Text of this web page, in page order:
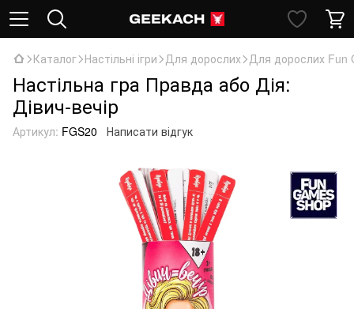
Каталог Настільні ігри Для дорослих Для дорослих Fun
Настільна гра Правда або Дія:
Дівич-вечір
Артикул: FGS20 Написати відгук